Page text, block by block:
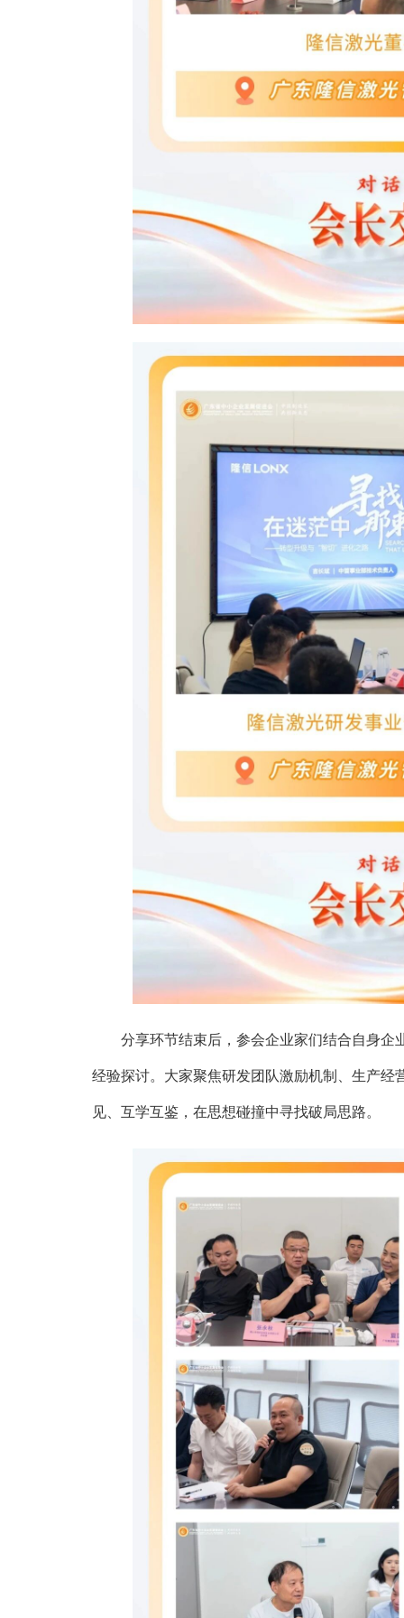
分享环节结束后，参会企业家们结合自身企
经验探讨。大家聚焦研发团队激励机制、生产
见、互学互鉴，在思想碰撞中寻找破局思路。